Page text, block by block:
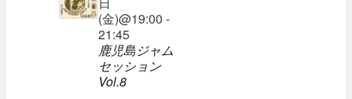
(金)@19:00 -
21:45
鹿児島ジャム
セッション
Vol.8